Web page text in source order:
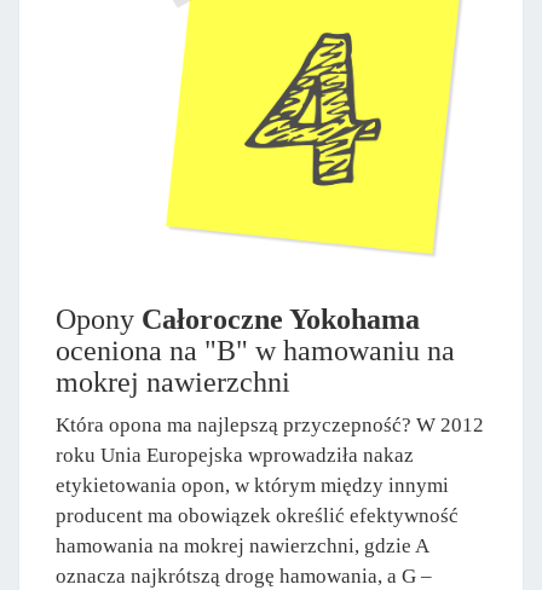
Opony Całoroczne Yokohama
oceniona na "B" w hamowaniu na
mokrej nawierzchni
Która opona ma najlepszą przyczepność? W 2012
roku Unia Europejska wprowadziła nakaz
etykietowania opon, w którym między innymi
producent ma obowiązek określić efektywność
hamowania na mokrej nawierzchni, gdzie A
oznacza najkrótszą drogę hamowania, a G –